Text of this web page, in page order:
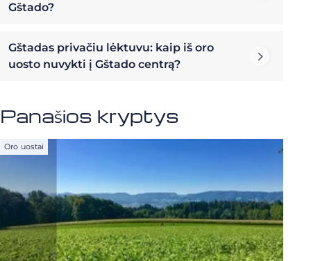
Gštado?
Gštadas privačiu lėktuvu: kaip iš oro
uosto nuvykti į Gštado centrą?
Panašios kryptys
Oro uostai